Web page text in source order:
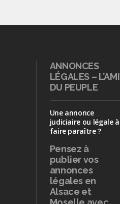
ANNONCES
LÉGALES – L’AMI
DU PEUPLE
Une annonce
judiciaire ou légale à
faire paraître ?
Pensez à
publiervos
annonces
légales en
Alsace et